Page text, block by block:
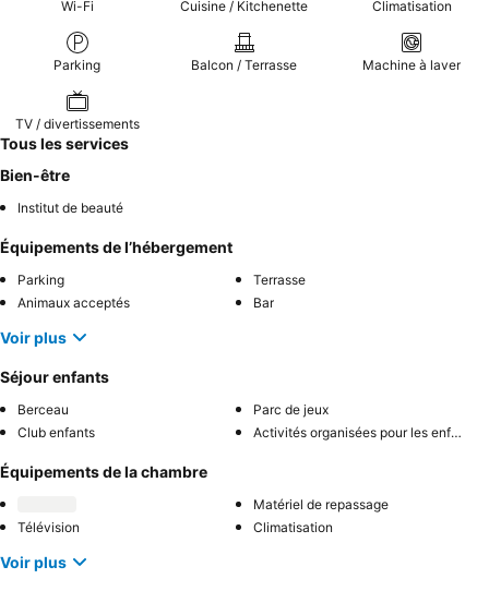
Wi-Fi Cuisine / Kitchenette Climatisation
Parking Balcon / Terrasse Machine à laver
TV / divertissements
Tous les services
Bien-être
Institut de beauté
Équipements de l’hébergement
Parking
Terrasse
Animaux acceptés
Bar
Voir plus
Séjour enfants
Berceau
Parc de jeux
Club enfants
Activités organisées pour les enfants
Équipements de la chambre
Matériel de repassage
Télévision
Climatisation
Voir plus